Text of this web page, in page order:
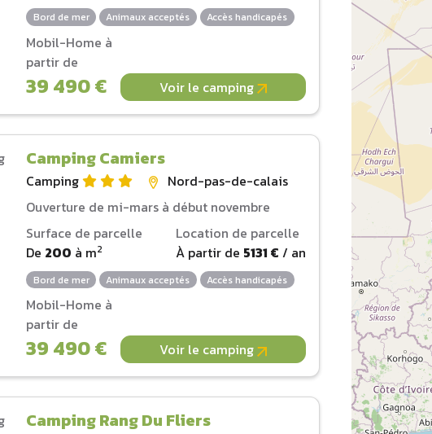
Bord de mer Animaux acceptés Accès handicapés
Mobil-Home à
partir de
39 490 € Voir le camping
Camping Camiers
Camping
Nord-pas-de-calais
Ouverture de mi-mars à début novembre
Surface de parcelle
De 200 à m2
Location de parcelle
À partir de 5131 € / an
Bord de mer Animaux acceptés Accès handicapés
Mobil-Home à
partir de
39 490 € Voir le camping
Camping Rang Du Fliers